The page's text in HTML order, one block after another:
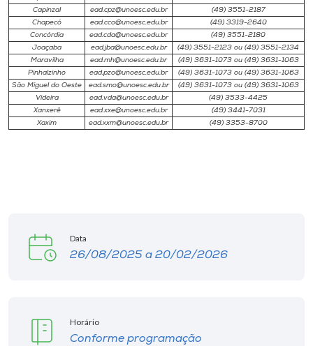
Capinzal
ead.cpz@unoesc.edu.br
(49) 3551-2187
Chapecó
ead.cco@unoesc.edu.br
(49) 3319-2640
Concórdia
ead.cda@unoesc.edu.br
(49) 3551-2180
Joaçaba
ead.jba@unoesc.edu.br
(49) 3551-2123 ou (49) 3551-2134
Maravilha
ead.mh@unoesc.edu.br
(49) 3631-1073 ou (49) 3631-1063
Pinhalzinho
ead.pzo@unoesc.edu.br
(49) 3631-1073 ou (49) 3631-1063
São Miguel do Oeste
ead.smo@unoesc.edu.br
(49) 3631-1073 ou (49) 3631-1063
Videira
ead.vda@unoesc.edu.br
(49) 3533-4425
Xanxerê
ead.xxe@unoesc.edu.br
(49) 3441-7031
Xaxim
ead.xxm@unoesc.edu.br (49) 3353-8700
Data
26/08/2025 a 20/02/2026
Horário
Conforme programação